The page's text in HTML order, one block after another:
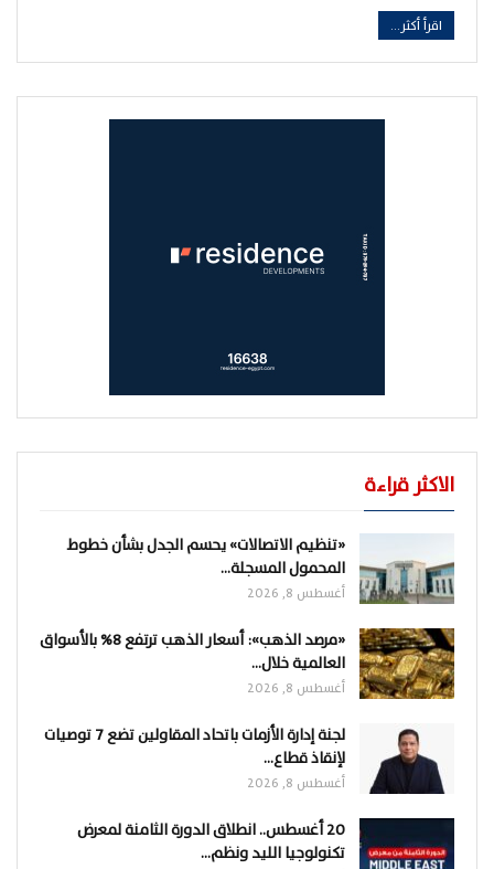
اقرأ أكثر...
الاكثر قراءة
«تنظيم الاتصالات» يحسم الجدل بشأن خطوط
المحمول المسجلة…
أغسطس 8, 2026
«مرصد الذهب»: أسعار الذهب ترتفع 8% بالأسواق
العالمية خلال…
أغسطس 8, 2026
لجنة إدارة الأزمات باتحاد المقاولين تضع 7 توصيات
لإنقاذ قطاع…
أغسطس 8, 2026
20 أغسطس.. انطلاق الدورة الثامنة لمعرض
تكنولوجيا الليد ونظم…